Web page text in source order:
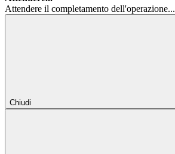
Attendere il completamento dell'operazione...
Chiudi